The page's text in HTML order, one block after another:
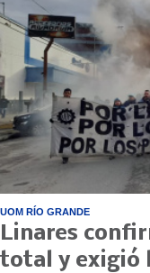
UOM RÍO GRANDE
Linares
total y exigió